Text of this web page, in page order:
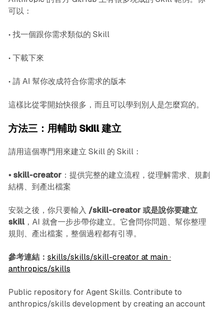
可以：
• 找一個跟你需求類似的 Skill
• 下載下來
• 請 AI 幫你改成符合你需求的版本
這樣比從零開始快很多，而且可以學到別人是怎麼寫的。
方法三：用輔助 Skill 建立
請用這個專門用來建立 Skill 的 Skill：
• skill-creator：提供完整的建立流程，從理解需求、規劃
結構、到產出檔案
安裝之後，你只要輸入 /skill-creator 或是說你要建立
skill，AI 就會一步步帶你建立。它會問你問題、幫你整理
規則、產出檔案，整個過程都有引導。
參考連結： skills/skills/skill-creator at main ·
anthropics/skills
Public repository for Agent Skills. Contribute to
anthropics/skills development by creating an account